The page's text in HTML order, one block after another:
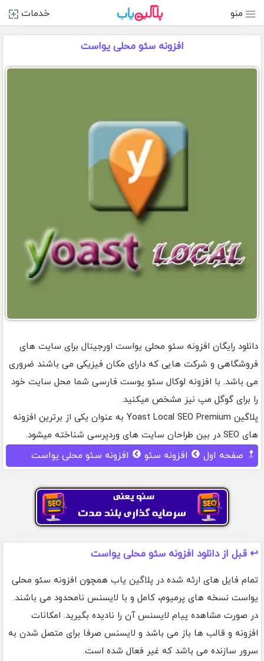
منو خدمات
افزونه سئو محلی یواست
دانلود رایگان افزونه سئو محلی یواست اورجینال برای سایت های
فروشگاهی و شرکت هایی که دارای مکان فیزیکی می باشند ضروری
می باشد. با افزونه لوکال سئو یوست فارسی شما محل سایت خود
را برای گوگل مپ نیز مشخص میکنید.
پلاگین Yoast Local SEO Premium به عنوان یکی از برترین افزونه
های SEO در بین طراحان سایت های وردپرسی شناخته میشود.
صفحه اول افزونه سئو افزونه سئو محلی یواست
↩️ قبل از دانلود افزونه سئو محلی یواست
تمام فایل های ارئه شده در پلاگین یاب همچون افزونه سئو محلی
یواست نسخه های پرمیوم، کامل و با لایسنس نامحدود می باشند.
در صورت مشاهده پیام لایسنس آن را نادیده بگیرید. امکانات
افزونه و قالب ها باز می باشد و لایسنس صرفا برای متصل شدن به
سرور سازنده می باشد که غیر فعال شده است.